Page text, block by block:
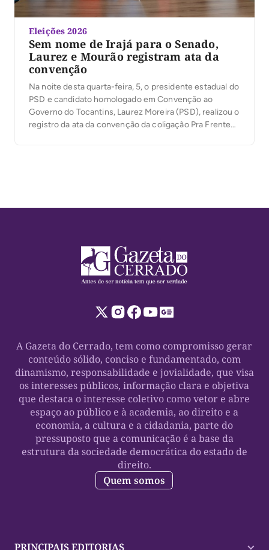
Eleições 2026
Sem nome de Irajá para o Senado,
Laurez e Mourão registram ata da
convenção
Na noite desta quarta-feira, 5, o presidente estadual do
PSD e candidato homologado em Convenção ao
Governo do Tocantins, Laurez Moreira (PSD), realizou o
registro da ata da convenção da coligação Pra Frente
A Gazeta do Cerrado, tem como compromisso gerar
conteúdo sólido, conciso e fundamentado, com
dinamismo, responsabilidade e jovialidade, que visa
os interesses públicos, informação clara e objetiva
que destaca o interesse coletivo como vetor e abre
espaço ao público e à academia, ao direito e a
economia, a cultura e a cidadania, parte do
pressuposto que a comunicação é a base da
estrutura da sociedade democrática do estado de
direito.
Quem somos
PRINCIPAIS EDITORIAS